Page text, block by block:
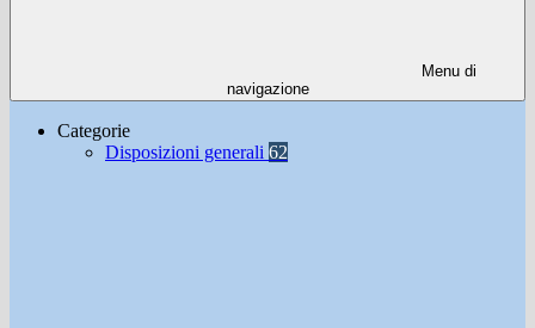
Menu di
navigazione
Categorie
Disposizioni generali 62